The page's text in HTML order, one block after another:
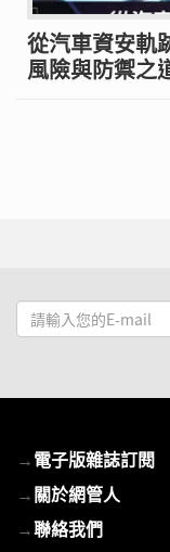
從汽車資安軌
風險與防禦之
請
輸
mail
→電子版雜誌訂閱
→關於網管人
→聯絡我們